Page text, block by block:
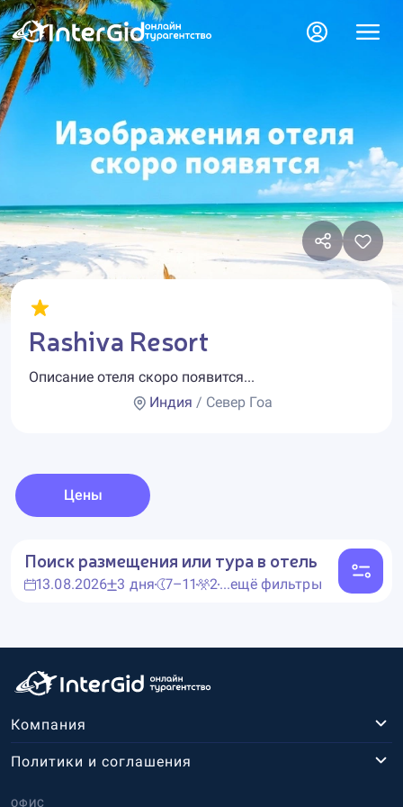
Rashiva Resort
Описание отеля скоро появится...
Индия / Север Гоа
Цены
Поиск размещения или тура в отель
13.08.2026 3 дня 7–11 2...ещё фильтры
Компания
ОФИС
Политики и соглашения